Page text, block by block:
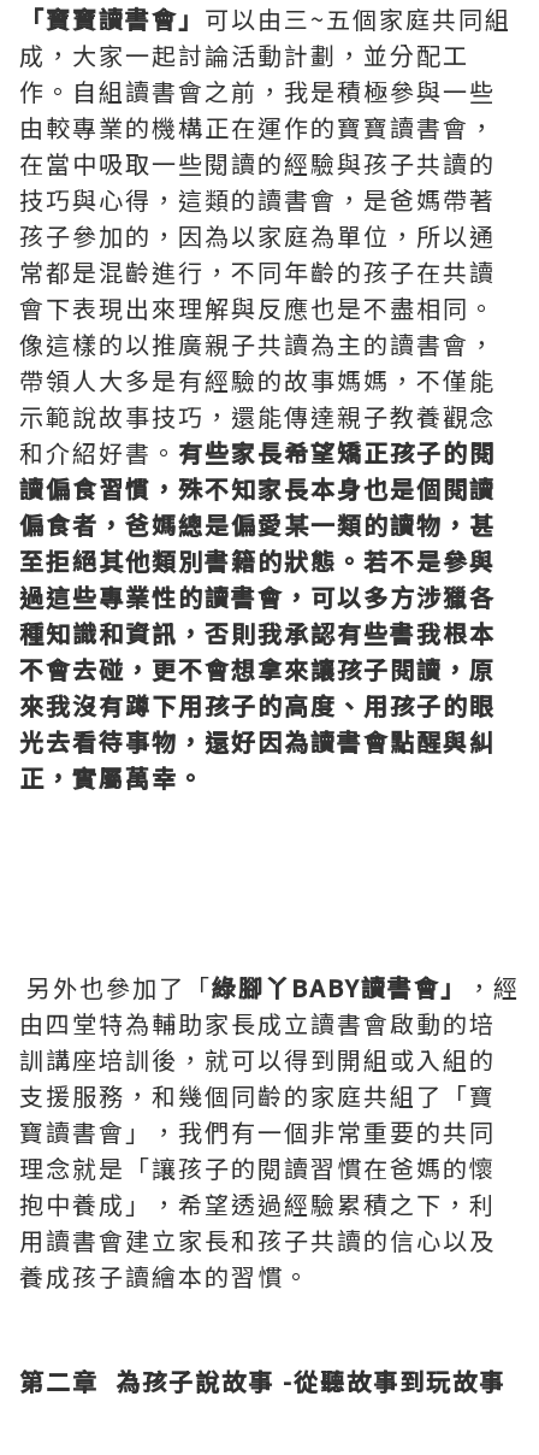
「寶寶讀書會」 可以由三~五個家庭共同組
成，大家一起討論活動計劃，並分配工
作。自組讀書會之前，我是積極參與一些
由較專業的機構正在運作的寶寶讀書會，
在當中吸取一些閱讀的經驗與孩子共讀的
技巧與心得，這類的讀書會，是爸媽帶著
孩子參加的，因為以家庭為單位，所以通
常都是混齡進行，不同年齡的孩子在共讀
會下表現出來理解與反應也是不盡相同。
像這樣的以推廣親子共讀為主的讀書會，
帶領人大多是有經驗的故事媽媽，不僅能
示範說故事技巧，還能傳達親子教養觀念
和介紹好書。 有些家長希望矯正孩子的閱
讀偏食習慣，殊不知家長本身也是個閱讀
偏食者，爸媽總是偏愛某一類的讀物，甚
至拒絕其他類別書籍的狀態。若不是參與
過這些專業性的讀書會，可以多方涉獵各
種知識和資訊，否則我承認有些書我根本
不會去碰，更不會想拿來讓孩子閱讀，原
來我沒有蹲下用孩子的高度、用孩子的眼
光去看待事物，還好因為讀書會點醒與糾
正，實屬萬幸。
另外也參加了「綠腳丫BABY讀書會」
，經
由四堂特為輔助家長成立讀書會啟動的培
訓講座培訓後，就可以得到開組或入組的
支援服務，和幾個同齡的家庭共組了「寶
寶讀書會」，我們有一個非常重要的共同
理念就是「讓孩子的閱讀習慣在爸媽的懷
抱中養成」，希望透過經驗累積之下，利
用讀書會建立家長和孩子共讀的信心以及
養成孩子讀繪本的習慣。
第二章 為孩子說故事 -從聽故事到玩故事